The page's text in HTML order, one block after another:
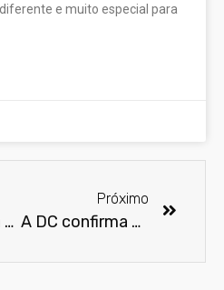
e muito especial para
PaperFreak da semana – Jack Skellington
Próximo
A DC confirma oficialmente o design do Coringa para a próxima aparição do Batman